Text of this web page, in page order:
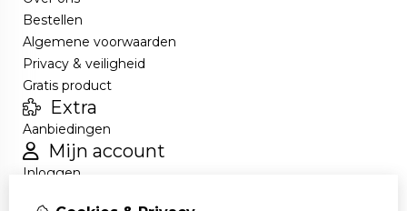
Bestellen
Algemene voorwaarden
Privacy & veiligheid
Gratis product
Extra
Aanbiedingen
Mijn account
Inloggen